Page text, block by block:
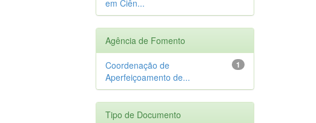
em Ciên...
Agência de Fomento
1
Coordenação de
Aperfeiçoamento de...
Tipo de Documento